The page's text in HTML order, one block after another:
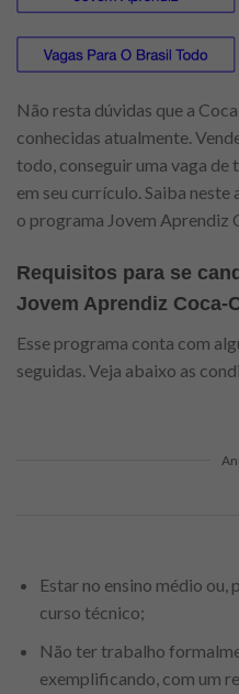
Não resta dúvidas que a
conhecidas atualmente.
todo, conseguir uma vaga
em seu currículo. Saiba
o programa Jovem Aprendiz
Requisitos para se
Jovem Aprendiz Coca-
Esse programa conta com
seguidas. Veja abaixo as
Estar no ensino médio ou,
curso técnico;
Não ter trabalho
exemplificando, com um